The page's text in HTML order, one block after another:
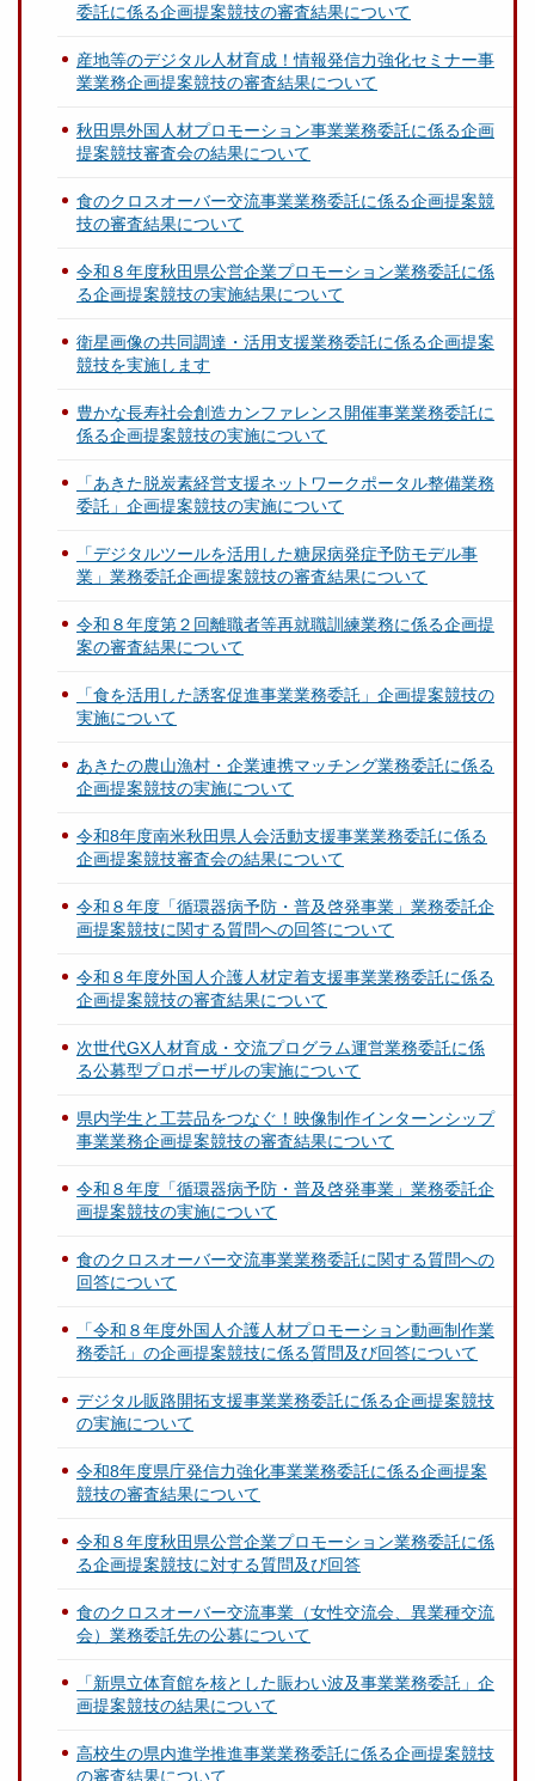
委託に係る企画提案競技の審査結果について
産地等のデジタル人材育成！情報発信力強化セミナー事
業業務企画提案競技の審査結果について
秋田県外国人材プロモーション事業業務委託に係る企画
提案競技審査会の結果について
食のクロスオーバー交流事業業務委託に係る企画提案競
技の審査結果について
令和８年度秋田県公営企業プロモーション業務委託に係
る企画提案競技の実施結果について
衛星画像の共同調達・活用支援業務委託に係る企画提案
競技を実施します
豊かな長寿社会創造カンファレンス開催事業業務委託に
係る企画提案競技の実施について
「あきた脱炭素経営支援ネットワークポータル整備業務
委託」企画提案競技の実施について
「デジタルツールを活用した糖尿病発症予防モデル事
業」業務委託企画提案競技の審査結果について
令和８年度第２回離職者等再就職訓練業務に係る企画提
案の審査結果について
「食を活用した誘客促進事業業務委託」企画提案競技の
実施について
あきたの農山漁村・企業連携マッチング業務委託に係る
企画提案競技の実施について
令和8年度南米秋田県人会活動支援事業業務委託に係る
企画提案競技審査会の結果について
令和８年度「循環器病予防・普及啓発事業」業務委託企
画提案競技に関する質問への回答について
令和８年度外国人介護人材定着支援事業業務委託に係る
企画提案競技の審査結果について
次世代GX人材育成・交流プログラム運営業務委託に係
る公募型プロポーザルの実施について
県内学生と工芸品をつなぐ！映像制作インターンシップ
事業業務企画提案競技の審査結果について
令和８年度「循環器病予防・普及啓発事業」業務委託企
画提案競技の実施について
食のクロスオーバー交流事業業務委託に関する質問への
回答について
「令和８年度外国人介護人材プロモーション動画制作業
務委託」の企画提案競技に係る質問及び回答について
デジタル販路開拓支援事業業務委託に係る企画提案競技
の実施について
令和8年度県庁発信力強化事業業務委託に係る企画提案
競技の審査結果について
令和８年度秋田県公営企業プロモーション業務委託に係
る企画提案競技に対する質問及び回答
食のクロスオーバー交流事業（女性交流会、異業種交流
会）業務委託先の公募について
「新県立体育館を核とした賑わい波及事業業務委託」企
画提案競技の結果について
高校生の県内進学推進事業業務委託に係る企画提案競技
の審査結果について